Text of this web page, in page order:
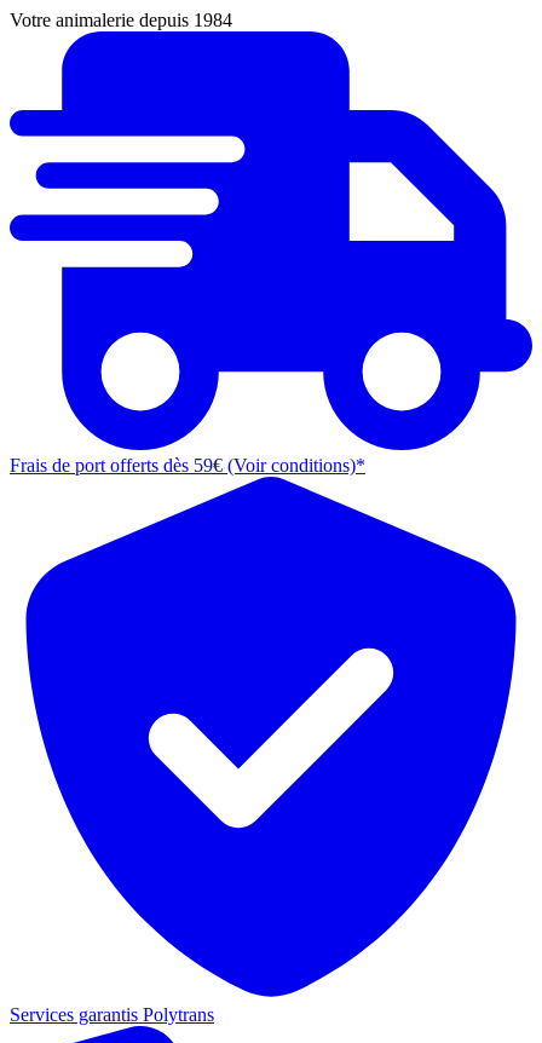
Votre animalerie depuis 1984
Frais de port offerts dès 59€ (Voir conditions)*
Services garantis Polytrans